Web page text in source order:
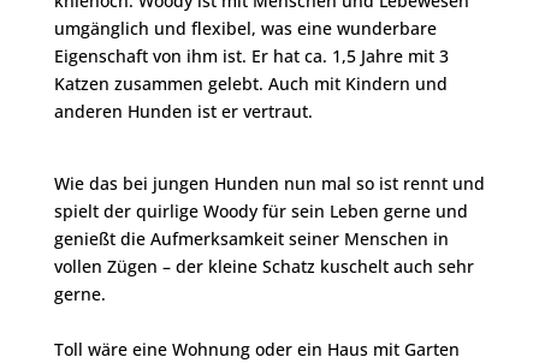
umgänglich und flexibel, was eine wunderbare
Eigenschaft von ihm ist. Er hat ca. 1,5 Jahre mit 3
Katzen zusammen gelebt. Auch mit Kindern und
anderen Hunden ist er vertraut.
Wie das bei jungen Hunden nun mal so ist rennt und
spielt der quirlige Woody für sein Leben gerne und
genießt die Aufmerksamkeit seiner Menschen in
vollen Zügen – der kleine Schatz kuschelt auch sehr
gerne.
Toll wäre eine Wohnung oder ein Haus mit Garten